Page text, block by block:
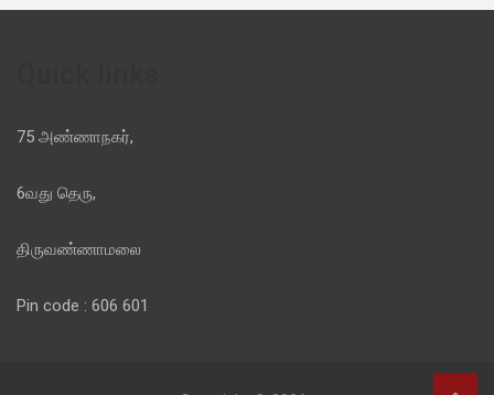
75 அண்ணாநகர்,
6வது தெரு,
திருவண்ணாமலை
Pin code : 606 601